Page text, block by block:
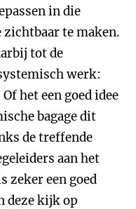
in die
te maken.
tot de
werk:
het een goed idee
bagage dit
de treffende
aan het
zeker een goed
deze kijk op